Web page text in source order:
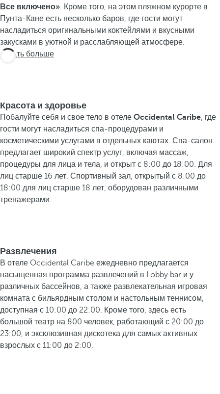
Все включено». Кроме того, на этом пляжном курорте в
Пунта-Кане есть несколько баров, где гости могут
насладиться оригинальными коктейлями и вкусными
закусками в уютной и расслабляющей атмосфере.
Узнать больше
Красота и здоровье
Побалуйте себя и свое тело в отеле Occidental Caribe, где
гости могут насладиться спа-процедурами и
косметическими услугами в отдельных каютах. Спа-салон
предлагает широкий спектр услуг, включая массаж,
процедуры для лица и тела, и открыт с 8:00 до 18:00. Для
лиц старше 16 лет. Спортивный зал, открытый с 8:00 до
18:00 для лиц старше 18 лет, оборудован различными
тренажерами.
Развлечения
В отеле Occidental Caribe ежедневно предлагается
насыщенная программа развлечений в Lobby bar и у
различных бассейнов, а также развлекательная игровая
комната с бильярдным столом и настольным теннисом,
доступная с 10:00 до 22:00. Кроме того, здесь есть
большой театр на 800 человек, работающий с 20:00 до
23:00, и эксклюзивная дискотека для самых активных
взрослых с 11:00 до 2:00.